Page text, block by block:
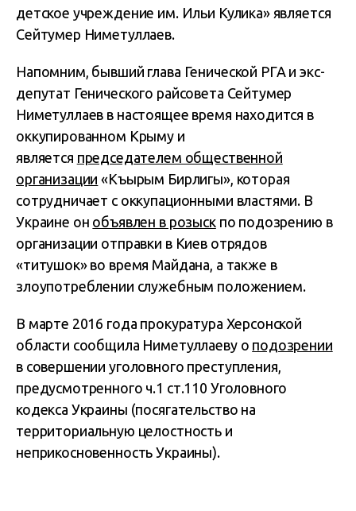
детское учреждение им. Ильи Кулика» является
Сейтумер Ниметуллаев.
Напомним, бывший глава Генической РГА и экс-
депутат Генического райсовета Сейтумер
Ниметуллаев в настоящее время находится в
оккупированном Крыму и
является председателем общественной
организации «Къырым Бирлигы», которая
сотрудничает с оккупационными властями. В
Украине он объявлен в розыскпо подозрению в
организации отправки в Киев отрядов
«титушок» во время Майдана, а также в
злоупотреблении служебным положением.
В марте 2016 года прокуратура Херсонской
области сообщила Ниметуллаеву о подозрении
в совершении уголовного преступления,
предусмотренного ч.1 ст.110 Уголовного
кодекса Украины (посягательство на
территориальную целостность и
неприкосновенность Украины).